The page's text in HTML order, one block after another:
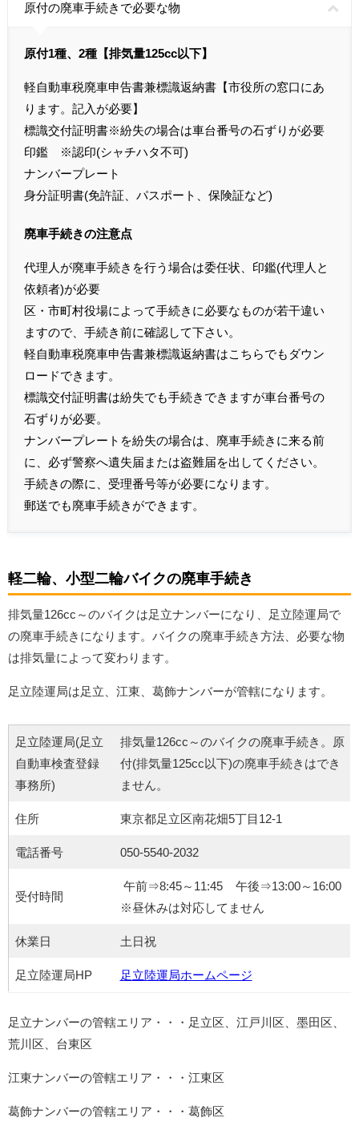
原付の廃車手続きで必要な物
原付1種、2種【排気量125cc以下】
軽自動車税廃車申告書兼標識返納書【市役所の窓口にあ
ります。記入が必要】
標識交付証明書※紛失の場合は車台番号の石ずりが必要
印鑑 ※認印(シャチハタ不可)
ナンバープレート
身分証明書(免許証、パスポート、保険証など)
廃車手続きの注意点
代理人が廃車手続きを行う場合は委任状、印鑑(代理人と
依頼者)が必要
区・市町村役場によって手続きに必要なものが若干違い
ますので、手続き前に確認して下さい。
軽自動車税廃車申告書兼標識返納書はこちらでもダウン
ロードできます。
標識交付証明書は紛失でも手続きできますが車台番号の
石ずりが必要。
ナンバープレートを紛失の場合は、廃車手続きに来る前
に、必ず警察へ遺失届または盗難届を出してください。
手続きの際に、受理番号等が必要になります。
郵送でも廃車手続きができます。
軽二輪、小型二輪バイクの廃車手続き
排気量126cc～のバイクは足立ナンバーになり、足立陸運局で
の廃車手続きになります。バイクの廃車手続き方法、必要な物
は排気量によって変わります。
足立陸運局は足立、江東、葛飾ナンバーが管轄になります。
足立陸運局(足立
自動車検査登録
事務所)
排気量126cc～のバイクの廃車手続き。原
付(排気量125cc以下)の廃車手続きはでき
ません。
住所 東京都足立区南花畑5丁目12-1
電話番号 050-5540-2032
受付時間
午前⇒8:45～11:45 午後⇒13:00～16:00
※昼休みは対応してません
休業日 土日祝
足立陸運局HP 足立陸運局ホームページ
足立ナンバーの管轄エリア・・・足立区、江戸川区、墨田区、
荒川区、台東区
江東ナンバーの管轄エリア・・・江東区
葛飾ナンバーの管轄エリア・・・葛飾区